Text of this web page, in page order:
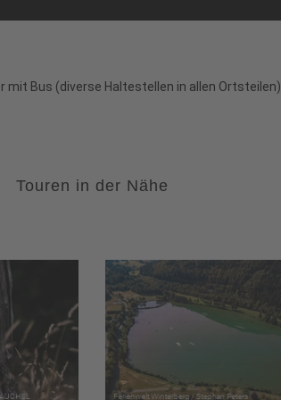
mit Bus (diverse Haltestellen in allen Ortsteilen)
Touren in der Nähe